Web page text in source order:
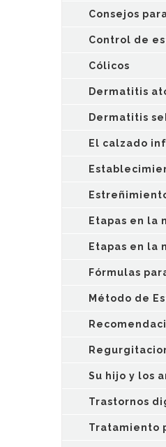
Consejos
Control de
Cólicos
Dermatitis
Dermatitis
El calzado
Etapas en
Etapas en la
Fórmulas
Método de
Su hijo y los
Trastornos
Tratamiento